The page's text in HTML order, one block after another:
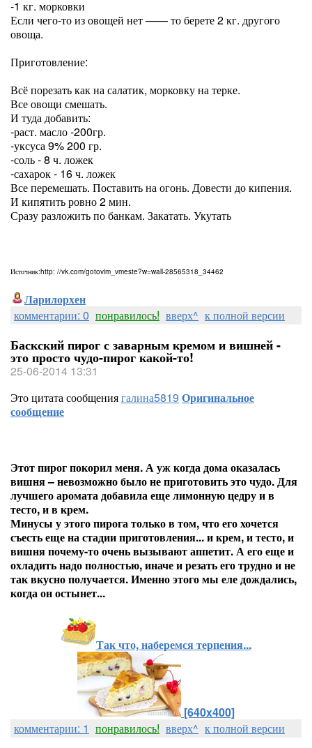
-1 кг. морковки
Если чего-то из овощей нет —— то берете 2 кг. другого
овоща.
Приготовление:
Всё порезать как на салатик, морковку на терке.
Все овощи смешать.
И туда добавить:
-раст. масло -200гр.
-уксуса 9% 200 гр.
-соль - 8 ч. ложек
-сахарок - 16 ч. ложек
Все перемешать. Поставить на огонь. Довести до кипения.
И кипятить ровно 2 мин.
Сразу разложить по банкам. Закатать. Укутать
Источник:http: //vk.com/gotovim_vmeste?w=wall-28565318_34462
Ларилорхен
комментарии: 0 понравилось! вверх^ к полной версии
Баскский пирог с заварным кремом и вишней -
это просто чудо-пирог какой-то!
25-06-2014 13:31
Это цитата сообщениягалина5819 Оригинальное
сообщение
Этот пирог покорил меня. А уж когда дома оказалась
вишня – невозможно было не приготовить это чудо. Для
лучшего аромата добавила еще лимонную цедру и в
тесто, и в крем.
Минусы у этого пирога только в том, что его хочется
съесть еще на стадии приготовления... и крем, и тесто, и
вишня почему-то очень вызывают аппетит. А его еще и
охладить надо полностью, иначе и резать его трудно и не
так вкусно получается. Именно этого мы еле дождались,
когда он остынет...
Так что, наберемся терпения...
[640x400]
комментарии: 1 понравилось! вверх^ к полной версии